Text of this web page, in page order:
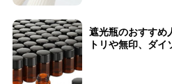
遮光瓶のおすす
トリや無印、ダイ